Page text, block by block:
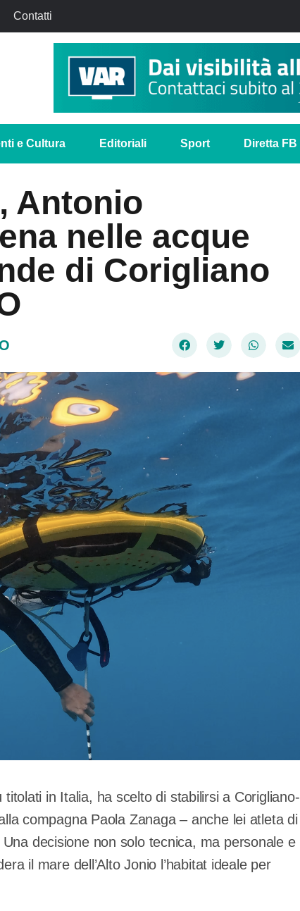
Contatti
e Cultura Editoriali Sport Diretta FB
Antonio
nelle acque
di Corigliano
in Italia, ha scelto di stabilirsi a Corigliano-
compagna Paola Zanaga – anche lei atleta di
decisione non solo tecnica, ma personale e
il mare dell’Alto Jonio l’habitat ideale per